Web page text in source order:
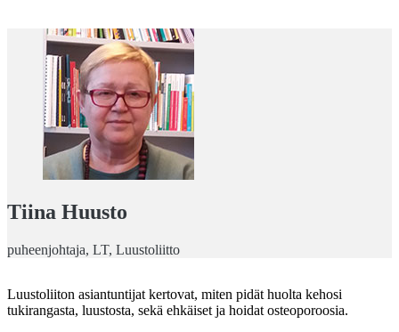
Tiina Huusto
puheenjohtaja, LT, Luustoliitto
Luustoliiton asiantuntijat kertovat, miten pidät huolta kehosi
tukirangasta, luustosta, sekä ehkäiset ja hoidat osteoporoosia.